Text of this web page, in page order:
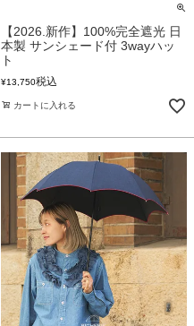
【2026.新作】100%完全遮光 日
本製 サンシェード付 3wayハッ
ト
¥13,750税込
カートに入れる